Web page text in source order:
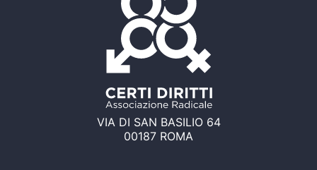
VIA DI SAN BASILIO 64
00187 ROMA